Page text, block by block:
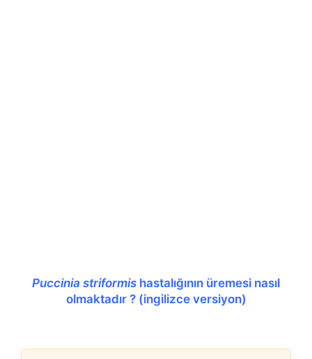
Puccinia striformis hastalığının üremesi nasıl
olmaktadır ? (ingilizce versiyon)